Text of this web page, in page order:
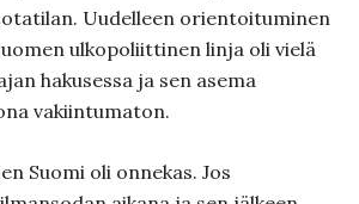
Uudelleen orientoituminen
ulkopoliittinen linja oli vielä
hakusessa ja sen asema
vakiintumaton.
Suomi oli onnekas. Jos